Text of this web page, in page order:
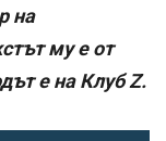
на
му е от
е на Клуб Z.